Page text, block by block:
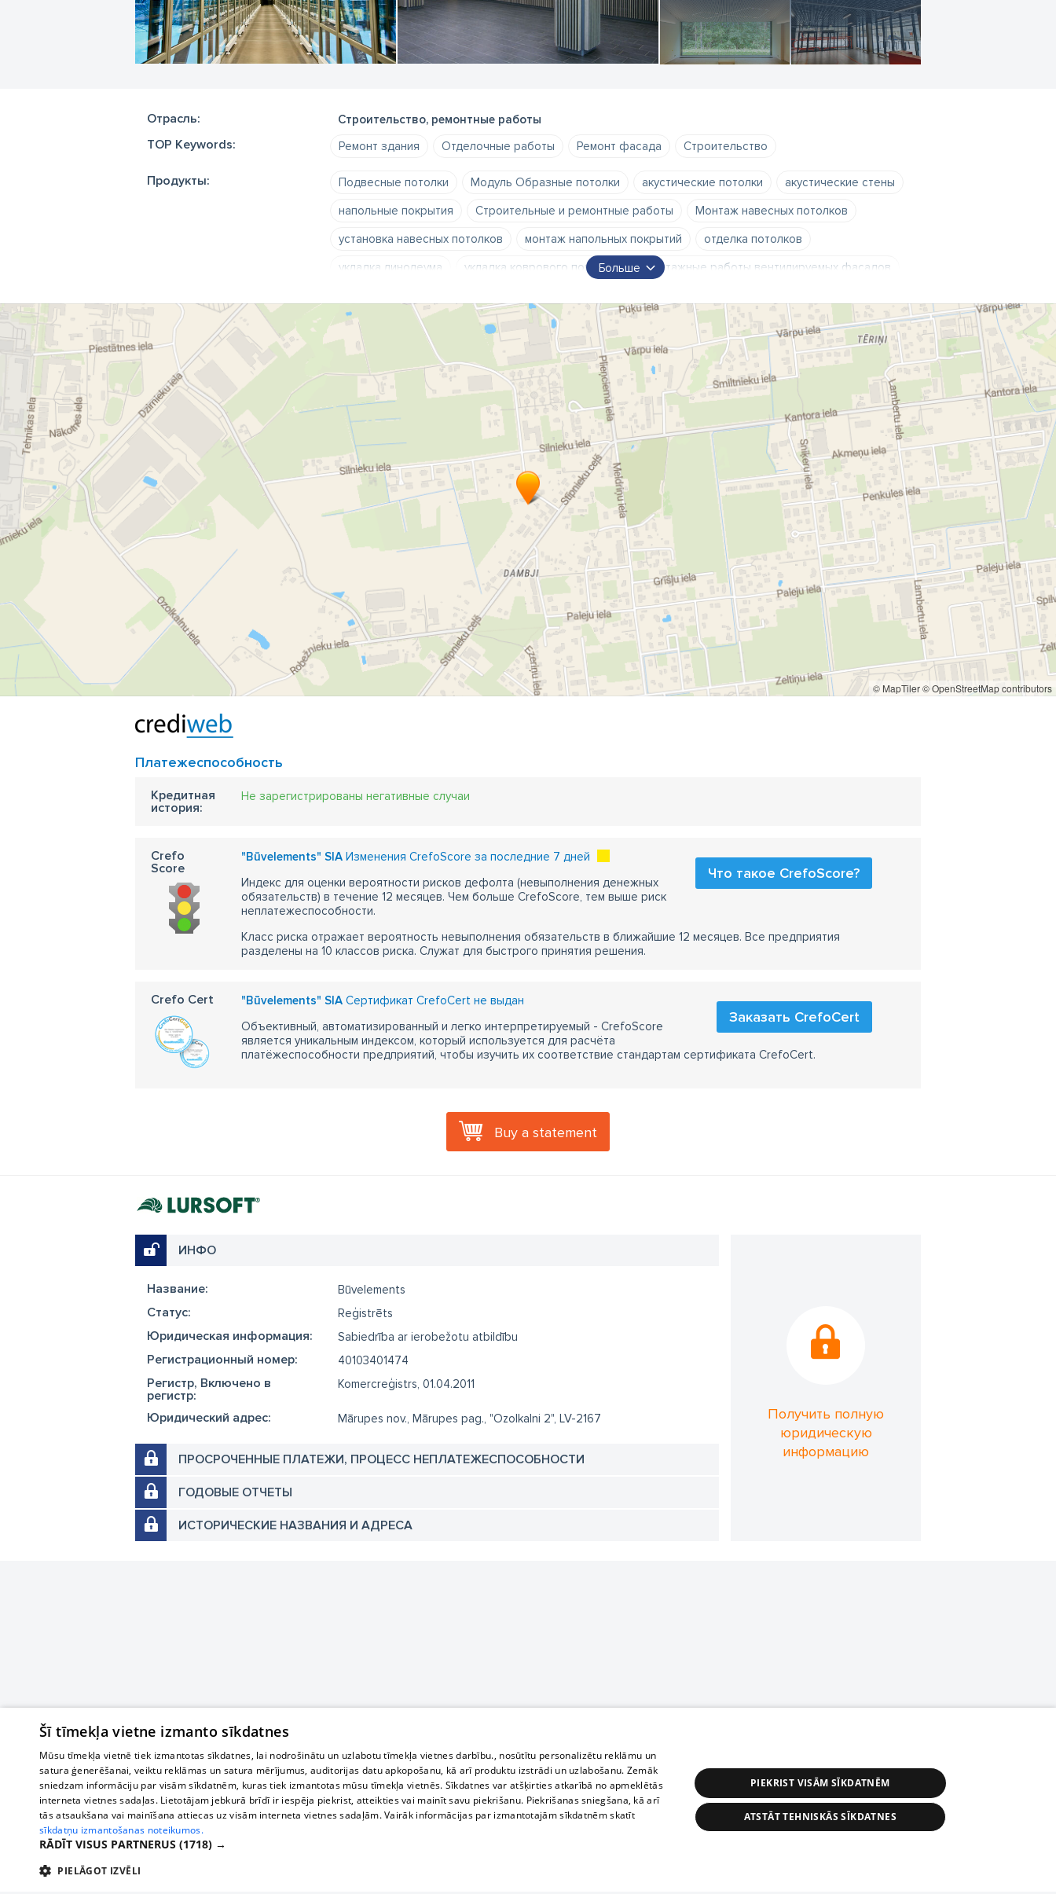
Отрасль: Строительство, ремонтные работы
TOP Keywords: Ремонт здания Отделочные работы Ремонт фасада Cтроительство
Продукты: Подвесные потолки Модуль Образные потолки акустические потолки
акустические стены
напольные покрытия
Строительные и ремонтные работы
Монтаж навесных потолков
установка навесных потолков
монтаж напольных покрытий
отделка потолков
укладка линолеума
укладка коврового покрытия
монтажные работы вентилируемых фасадов
постройка потолочных конструкций
постройка стенных конструкций
постройка конструкции перегородок из гипсокартона
Больше
© MapTiler© OpenStreetMap contributors
Платежеспособность
Кредитная
история:
Не зарегистрированы негативные случаи
Crefo
Score
"Būvelements" SIA Изменения CrefoScore за последние 7 дней
Что такое CrefoScore?
Индекс для оценки вероятности рисков дефолта (невыполнения денежных
обязательств) в течение 12 месяцев. Чем больше CrefoScore, тем выше риск
неплатежеспособности.
Класс риска отражает вероятность невыполнения обязательств в ближайшие 12 месяцев. Все предприятия
разделены на 10 классов риска. Служат для быстрого принятия решения.
Crefo Cert "Būvelements" SIA Сертификат CrefoCert не выдан
Заказать CrefoCert
Объективный, автоматизированный и легко интерпретируемый - CrefoScore
является уникальным индексом, который используется для расчёта
платёжеспособности предприятий, чтобы изучить их соответствие стандартам сертификата CrefoCert.
Buy a statement
ИНФО
Название: Būvelements
Cтатус: Reģistrēts
Юридическая информация: Sabiedrība ar ierobežotu atbildību
Регистрационный номер: 40103401474
Регистр, Включено в
регистр:
Komercreģistrs, 01.04.2011
Юридический адрес: Mārupes nov., Mārupes pag., "Ozolkalni 2", LV-2167
ПРОСРОЧЕННЫЕ ПЛАТЕЖИ, ПРОЦЕСС НЕПЛАТЕЖЕСПОСОБНОСТИ
ГОДОВЫЕ ОТЧЕТЫ
ИСТОРИЧЕСКИЕ НАЗВАНИЯ И АДРЕСА
Получить полную
юридическую
информацию
Šī tīmekļa vietne izmanto sīkdatnes
Mūsu tīmekļa vietnē tiek izmantotas sīkdatnes, lai nodrošinātu un uzlabotu tīmekļa vietnes darbību., nosūtītu personalizētu reklāmu un
satura ģenerēšanai, veiktu reklāmas un satura mērījumus, auditorijas datu apkopošanu, kā arī produktu izstrādi un uzlabošanu. Zemāk
sniedzam informāciju par visām sīkdatnēm, kuras tiek izmantotas mūsu tīmekļa vietnēs. Sīkdatnes var atšķirties atkarībā no apmeklētās
interneta vietnes sadaļas. Lietotājam jebkurā brīdī ir iespēja piekrist, atteikties vai mainīt savu piekrišanu. Piekrišanas sniegšana, kā arī
tās atsaukšana vai mainīšana attiecas uz visām interneta vietnes sadaļām. Vairāk informācijas par izmantotajām sīkdatnēm skatīt
sīkdatņu izmantošanas noteikumos.
RĀDĪT VISUS PARTNERUS (1718) →
PIELĀGOT IZVĒLI
PIEKRIST VISĀM SĪKDATNĒM
ATSTĀT TEHNISKĀS SĪKDATNES